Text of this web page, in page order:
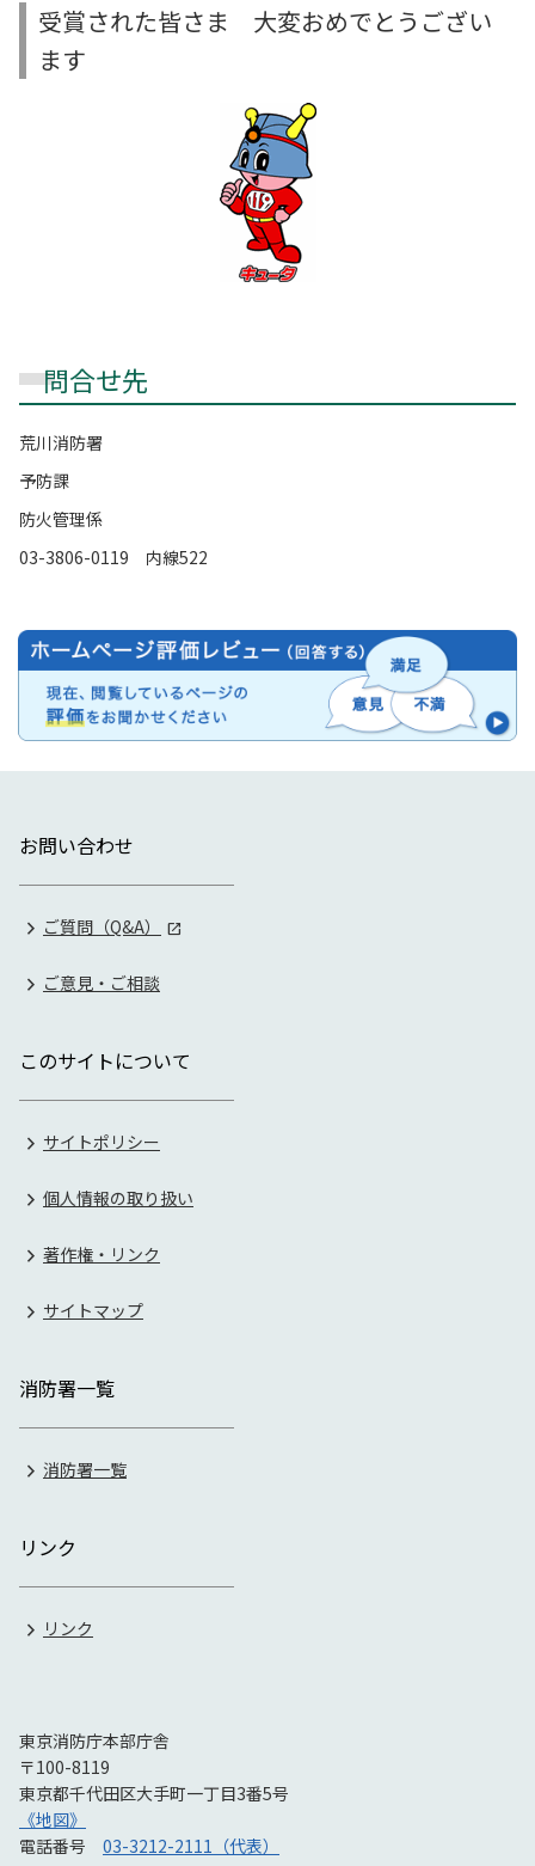
受賞された皆さま 大変おめでとうござい
ます
問合せ先
荒川消防署
予防課
防火管理係
03-3806-0119 内線522
お問い合わせ
ご質問（Q&A）
ご意見・ご相談
このサイトについて
サイトポリシー
個人情報の取り扱い
著作権・リンク
サイトマップ
消防署一覧
消防署一覧
リンク
リンク
東京消防庁本部庁舎
〒100-8119
東京都千代田区大手町一丁目3番5号
《地図》
電話番号 03-3212-2111（代表）